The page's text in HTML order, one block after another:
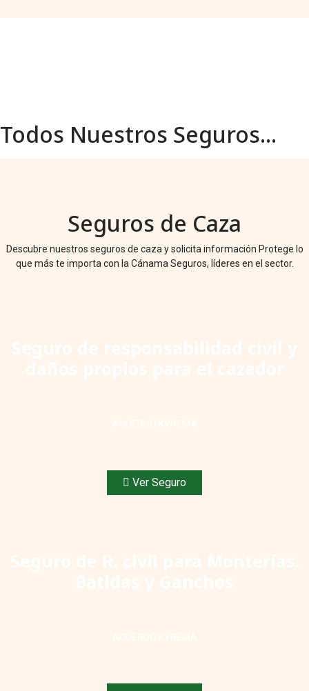
Todos Nuestros Seguros...
Seguros de Caza
Descubre nuestros seguros de caza y solicita información Protege lo
que más te importa con la Cánama Seguros, líderes en el sector.
Ver Seguro